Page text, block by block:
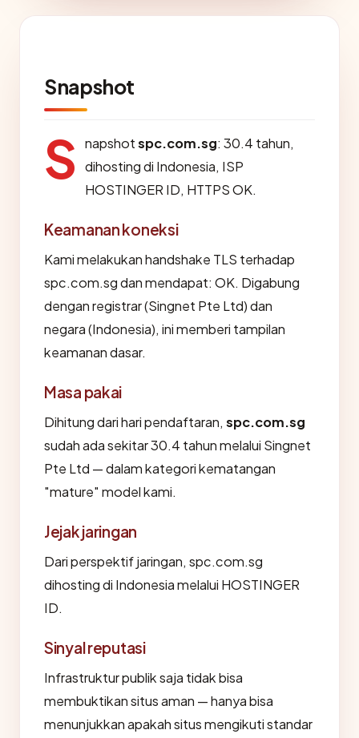
Snapshot
S napshotspc.com.sg: 30.4 tahun,
dihosting di Indonesia, ISP
HOSTINGER ID, HTTPS OK.
Keamanan koneksi
Kami melakukan handshake TLS terhadap
spc.com.sg dan mendapat: OK. Digabung
dengan registrar (Singnet Pte Ltd) dan
negara (Indonesia), ini memberi tampilan
keamanan dasar.
Masa pakai
Dihitung dari hari pendaftaran, spc.com.sg
sudah ada sekitar 30.4 tahun melalui Singnet
Pte Ltd — dalam kategori kematangan
"mature" model kami.
Jejak jaringan
Dari perspektif jaringan, spc.com.sg
dihosting di Indonesia melalui HOSTINGER
ID.
Sinyal reputasi
Infrastruktur publik saja tidak bisa
membuktikan situs aman — hanya bisa
menunjukkan apakah situs mengikuti standar